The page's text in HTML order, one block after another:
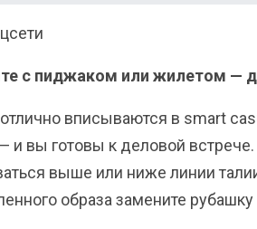
с пиджаком или жилетом —
вписываются в smart
и вы готовы к деловой
выше или ниже линии
образа замените